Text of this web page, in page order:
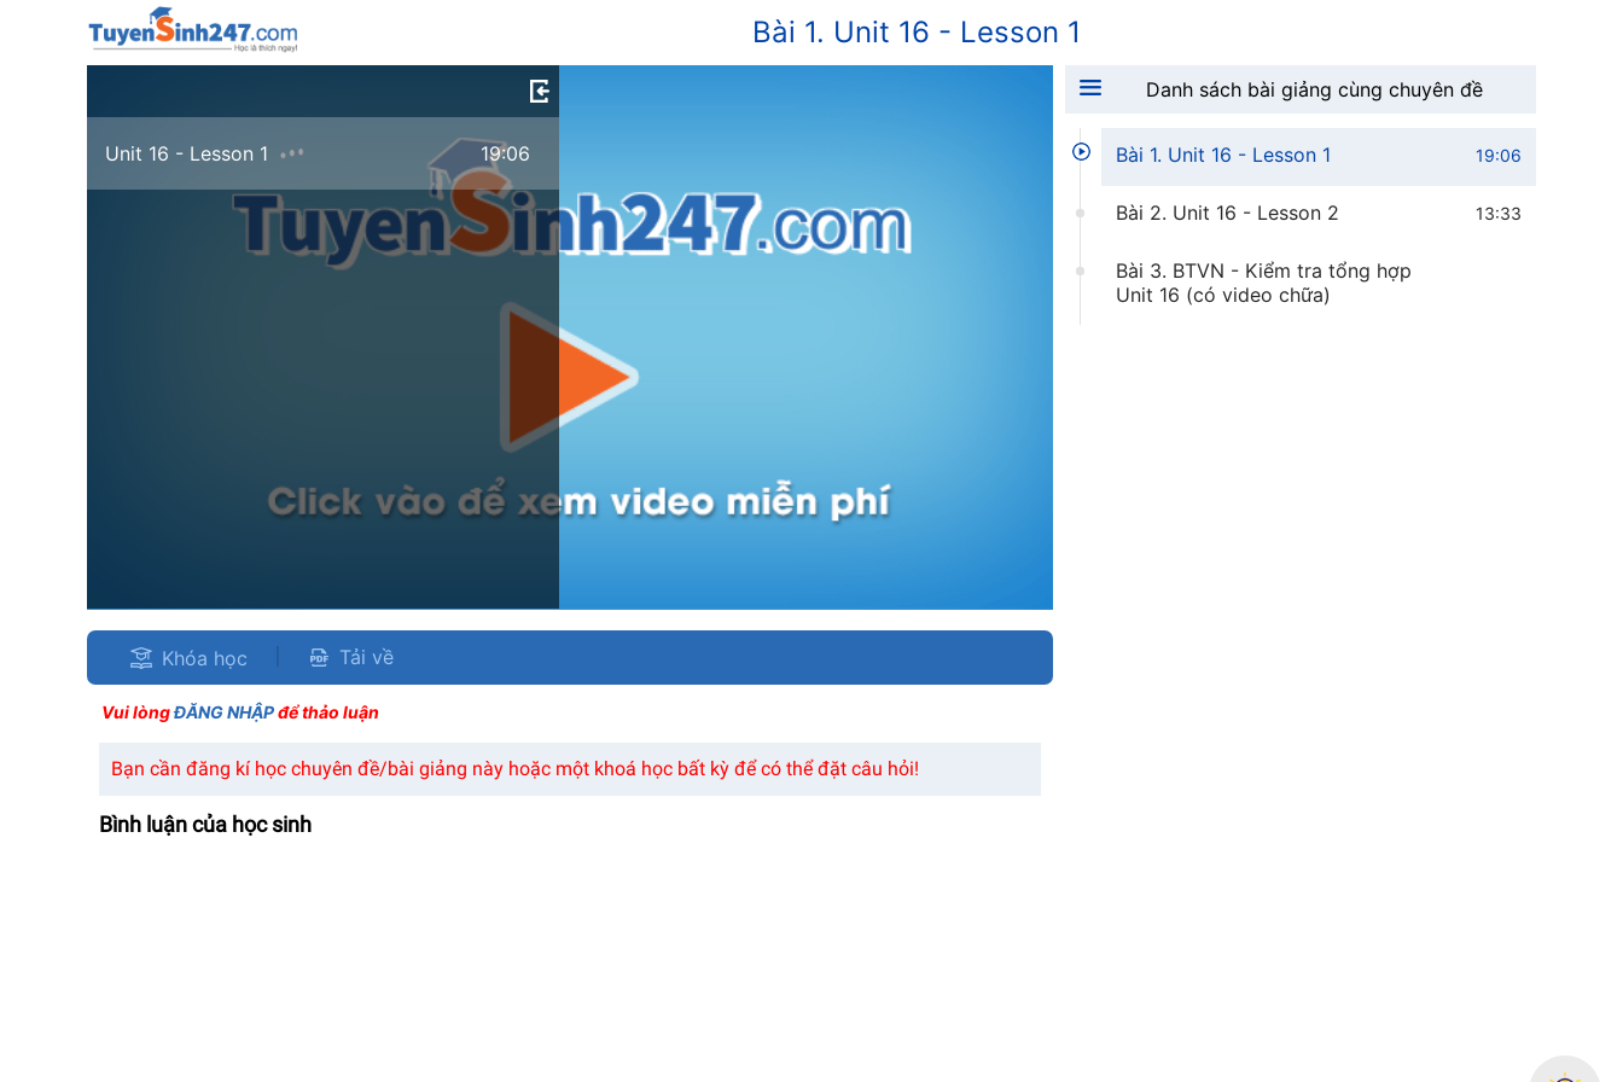
Bài 1. Unit 16 - Lesson 1
Unit 16 - Lesson 1 19:06
Khóa học Tải về
Vui lòngĐĂNG NHẬPđể thảo luận
Bạn cần đăng kí học chuyên đề/bài giảng này hoặc một khoá học bất kỳ để có thể đặt câu hỏi!
Bình luận của học sinh
Danh sách bài giảng cùng chuyên đề
Bài 1. Unit 16 - Lesson 1 19:06
Bài 2. Unit 16 - Lesson 2 13:33
Bài 3. BTVN - Kiểm tra tổng hợp
Unit 16 (có video chữa)